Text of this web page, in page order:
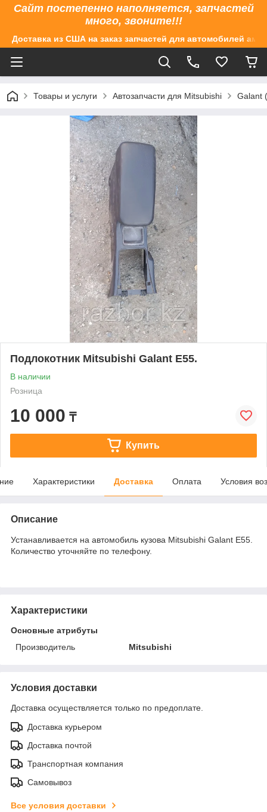
Сайт постепенно наполняется, запчастей
много, звоните!!!
Доставка из США на заказ запчастей для автомобилей
Товары и услуги Автозапчасти для Mitsubishi Galant
Подлокотник Mitsubishi Galant E55.
В наличии
Розница
10 000 ₸
Купить
Характеристики Доставка Оплата Условия
Описание
Устанавливается на автомобиль кузова Mitsubishi Galant E55.
Количество уточняйте по телефону.
Характеристики
Основные атрибуты
Производитель
Mitsubishi
Условия доставки
Доставка осуществляется только по предоплате.
Доставка курьером
Доставка почтой
Транспортная компания
Самовывоз
Все условия доставки